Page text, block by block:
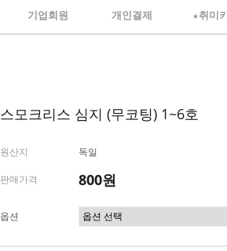
기업회원 개인결제 ★취미
스모크리스 심지 (무코팅) 1~6호
원산지 독일
판매가격 800원
옵션